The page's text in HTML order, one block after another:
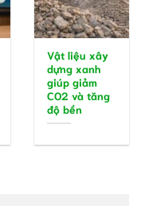
Vật liệu xây
dựng xanh
giúp giảm
CO2 và tăng
độ bền